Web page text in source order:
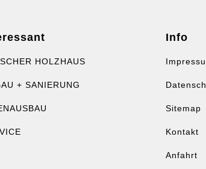
HOLZHAUS
+ SANIERUNG
Info
Sitemap
Kontakt
Anfahrt